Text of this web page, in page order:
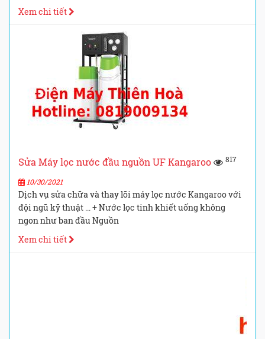
Xem chi tiết
Sửa Máy lọc nước đầu nguồn UF Kangaroo 817
10/30/2021
Dịch vụ sửa chữa và thay lõi máy lọc nước Kangaroo với
đội ngũ kỹ thuật ... + Nước lọc tinh khiết uống không
ngon như ban đầu Nguồn
Xem chi tiết